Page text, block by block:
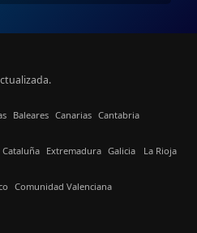
Baleares Canarias Cantabria
Cataluña Extremadura Galicia La Rioja
Comunidad Valenciana